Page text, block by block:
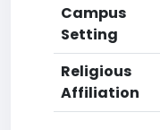
Campus
Setting
Religious
Affiliation